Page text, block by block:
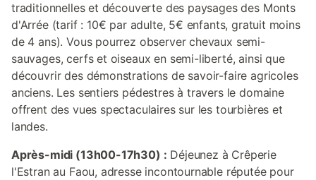
traditionnelles et découverte des paysages des Monts
d'Arrée (tarif : 10€ par adulte, 5€ enfants, gratuit moins
de 4 ans). Vous pourrez observer chevaux semi-
sauvages, cerfs et oiseaux en semi-liberté, ainsi que
découvrir des démonstrations de savoir-faire agricoles
anciens. Les sentiers pédestres à travers le domaine
offrent des vues spectaculaires sur les tourbières et
landes.
Après-midi (13h00-17h30) : Déjeunez à Crêperie
l'Estran au Faou, adresse incontournable réputée pour